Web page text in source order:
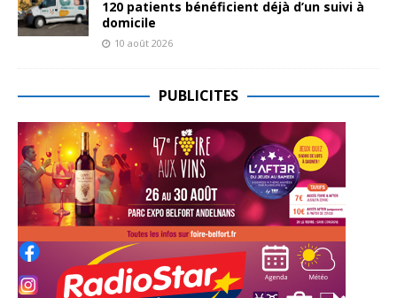
120 patients bénéficient déjà d’un suivi à
domicile
10 août 2026
PUBLICITES